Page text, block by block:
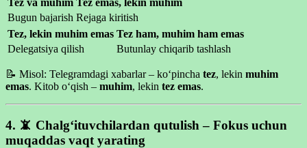
Bugun bajarish Rejaga kiritish
Tez, lekin muhim emas Tez ham, muhim ham emas
Delegatsiya qilish
Butunlay chiqarib tashlash
📝 Misol: Telegramdagi xabarlar – ko‘pincha tez, lekin muhim
emas. Kitob o‘qish – muhim, lekin tez emas.
4. 📵 Chalg‘ituvchilardan qutulish – Fokus uchun
muqaddas vaqt yarating